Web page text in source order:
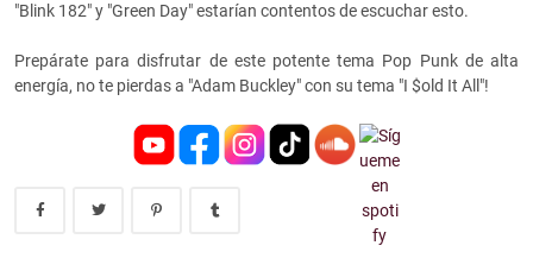
"Blink 182" y "Green Day" estarían contentos de escuchar esto.
Prepárate para disfrutar de este potente tema Pop Punk de alta
energía, no te pierdas a "Adam Buckley" con su tema "I $old It All"!